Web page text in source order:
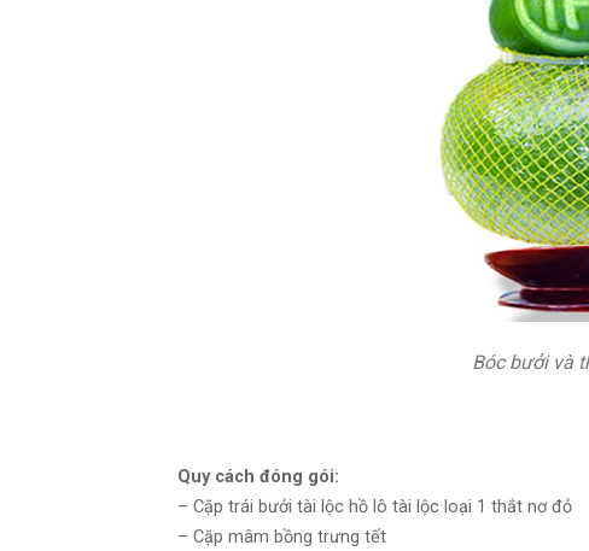
Bóc bưởi và
Quy cách đóng gói:
– Cặp trái bưởi tài lộc hồ lô tài lộc loại 1 thắt nơ đỏ
– Cặp mâm bồng trưng tết